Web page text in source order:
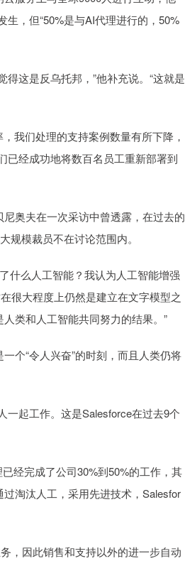
，但“50%是与AI代理进行的，50%
这是反乌托邦，”他补充说。“这就是
我们处理的支持案例数量有所下降，
已经成功地将数百名员工重新部署到
奥夫在一次采访中曾透露，在过去的
规模裁员不在讨论范围内。
么人工智能？我认为人工智能增强
很大程度上仍然是建立在文字模型之
类和人工智能共同努力的结果。”
个“令人兴奋”的时刻，而且人类仍将
起工作。这是Salesforce在过去9个
经完成了公司30%到50%的工作，其
淘汰人工，采用先进技术，Salesfor
，因此销售和支持以外的进一步自动